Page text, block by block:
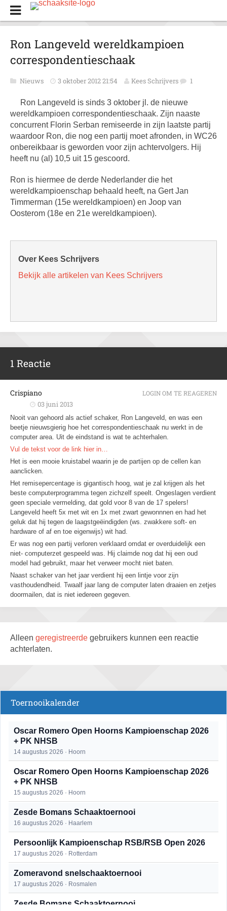
Ron Langeveld wereldkampioen
correspondentieschaak
Nieuws 3 oktober 2012 21:54 Kees Schrijvers 1
Ron Langeveld is sinds 3 oktober jl. de nieuwe
wereldkampioen correspondentieschaak. Zijn naaste
concurrent Florin Serban remiseerde in zijn laatste partij
waardoor Ron, die nog een partij moet afronden, in WC26
onbereikbaar is geworden voor zijn achtervolgers. Hij
heeft nu (al) 10,5 uit 15 gescoord.
Ron is hiermee de derde Nederlander die het
wereldkampioenschap behaald heeft, na Gert Jan
Timmerman (15e wereldkampioen) en Joop van
Oosterom (18e en 21e wereldkampioen).
Over Kees Schrijvers
Bekijk alle artikelen van Kees Schrijvers
1 Reactie
Crispiano
03 juni 2013
Nooit van gehoord als actief schaker, Ron Langeveld, en was een
beetje nieuwsgierig hoe het correspondentieschaak nu werkt in de
computer area. Uit de eindstand is wat te achterhalen.
Vul de tekst voor de link hier in…
Het is een mooie kruistabel waarin je de partijen op de cellen kan
aanclicken.
Het remisepercentage is gigantisch hoog, wat je zal krijgen als het
beste computerprogramma tegen zichzelf speelt. Ongeslagen verdient
geen speciale vermelding, dat gold voor 8 van de 17 spelers!
Langeveld heeft 5x met wit en 1x met zwart gewonnnen en had het
geluk dat hij tegen de laagstgeëindigden (ws. zwakkere soft- en
hardware of af en toe eigenwijs) wit had.
Er was nog een partij verloren verklaard omdat er overduidelijk een
niet- computerzet gespeeld was. Hij claimde nog dat hij een oud
model had gebruikt, maar het verweer mocht niet baten.
Naast schaker van het jaar verdient hij een lintje voor zijn
vasthoudendheid. Twaalf jaar lang de computer laten draaien en zetjes
doormailen, dat is niet iedereen gegeven.
LOGIN OM TE REAGEREN
Alleen geregistreerde gebruikers kunnen een reactie
achterlaten.
Toernooikalender
Oscar Romero Open Hoorns Kampioenschap 2026
+ PK NHSB
14 augustus 2026 · Hoorn
Oscar Romero Open Hoorns Kampioenschap 2026
+ PK NHSB
15 augustus 2026 · Hoorn
Zesde Bomans Schaaktoernooi
16 augustus 2026 · Haarlem
Persoonlijk Kampioenschap RSB/RSB Open 2026
17 augustus 2026 · Rotterdam
Zomeravond snelschaaktoernooi
17 augustus 2026 · Rosmalen
Zesde Bomans Schaaktoernooi